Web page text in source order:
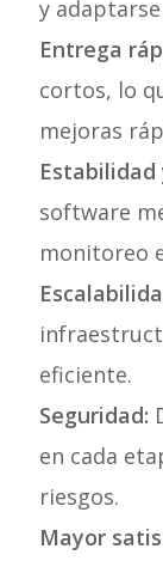
y
Entrega
cortos, lo
mejoras
software
monitoreo
eficiente.
Seguridad:
en cada
riesgos.
Mayor